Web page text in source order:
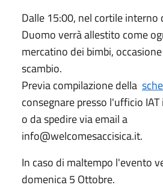
Dalle 15:00, nel cortile interno
Duomo verrà allestito come
mercatino dei bimbi,
scambio.
Previa compilazione della
consegnare presso l'ufficio
o da spedire via email a
info@welcomesaccisica.it.
In caso di maltempo l'evento
domenica 5 Ottobre.